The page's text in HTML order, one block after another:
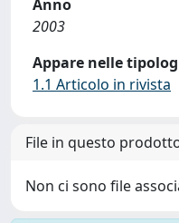
Anno
2003
Appare nelle
1.1 Articolo in rivista
File in questo
Non ci sono file